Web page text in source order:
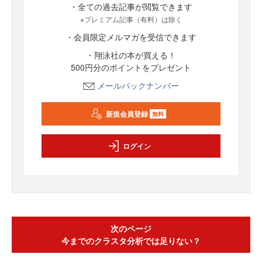
・全ての過去記事が閲覧できます
※プレミアム記事（有料）は除く
・会員限定メルマガを受信できます
・翔泳社の本が買える！
500円分のポイントをプレゼント
メールバックナンバー
新規会員登録 無料
ログイン
次のページ
今までのクラスタ分析では足りない？